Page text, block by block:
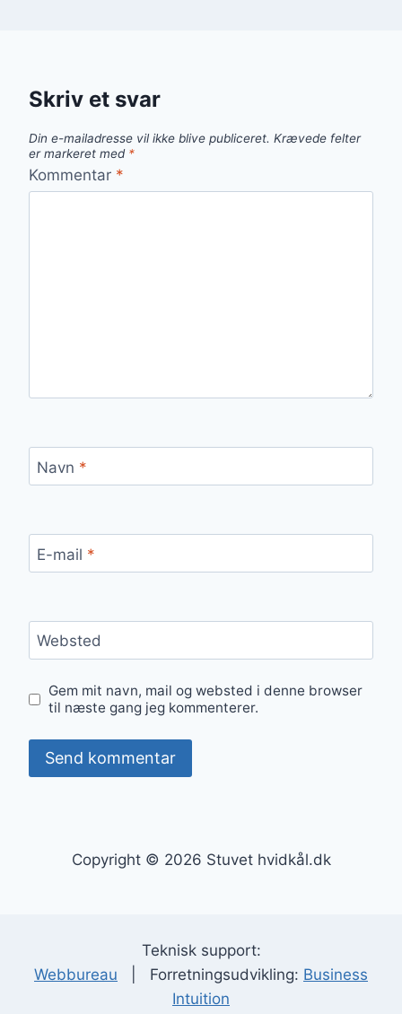
Skriv et svar
Din e-mailadresse vil ikke blive publiceret. Krævede felter
er markeret med *
Kommentar *
Navn *
E-mail *
Websted
Gem mit navn, mail og websted i denne browser
til næste gang jeg kommenterer.
Copyright © 2026 Stuvet hvidkål.dk
Teknisk support:
Webbureau | Forretningsudvikling: Business
Intuition